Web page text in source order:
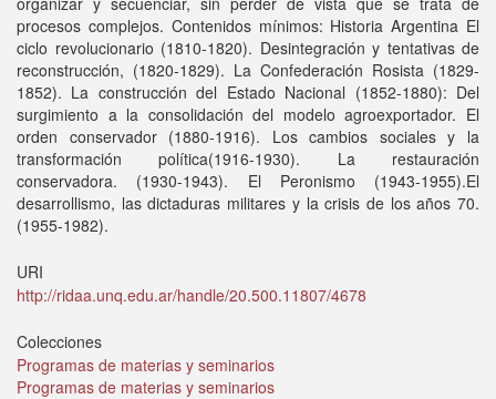
procesos complejos. Contenidos mínimos: Historia Argentina El
ciclo revolucionario (1810-1820). Desintegración y tentativas de
reconstrucción, (1820-1829). La Confederación Rosista (1829-
1852). La construcción del Estado Nacional (1852-1880): Del
surgimiento a la consolidación del modelo agroexportador. El
orden conservador (1880-1916). Los cambios sociales y la
transformación política(1916-1930). La restauración
conservadora. (1930-1943). El Peronismo (1943-1955).El
desarrollismo, las dictaduras militares y la crisis de los años 70.
(1955-1982).
URI
http://ridaa.unq.edu.ar/handle/20.500.11807/4678
Colecciones
Programas de materias y seminarios
Programas de materias y seminarios